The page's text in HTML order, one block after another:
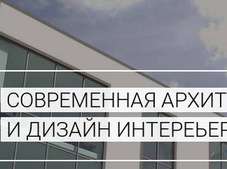
СОВРЕМЕННАЯ
И ДИЗАЙН